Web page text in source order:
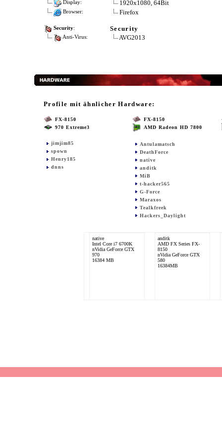
Display: 1920x1080, 64Bit
Browser: Firefox
Security: Security
Anti-Virus: AVG2013
Profile mit ähnlicher Hardware:
FX-8150
970 Extreme3
jimjim85
spown
Henry185
dnns
FX-8150
AMD Radeon HD 7800
Antulamatsch
DeathForce
native
anditk
MiB
t-hacker565
G-Force
Maraxos
Tealkfreek
Hackers_Daylight
native
Intel Core i7 6700K
nVidia GeForce GTX
970
16384 MB
anditk
AMD FX Series FX-
8150
nVidia GeForce GTX
580
16384MB